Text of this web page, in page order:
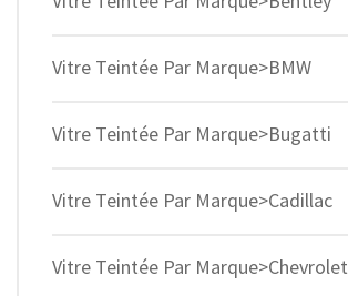
Vitre Teintée Par Marque>BMW
Vitre Teintée Par Marque>Bugatti
Vitre Teintée Par Marque>Cadillac
Vitre Teintée Par Marque>Chevrolet